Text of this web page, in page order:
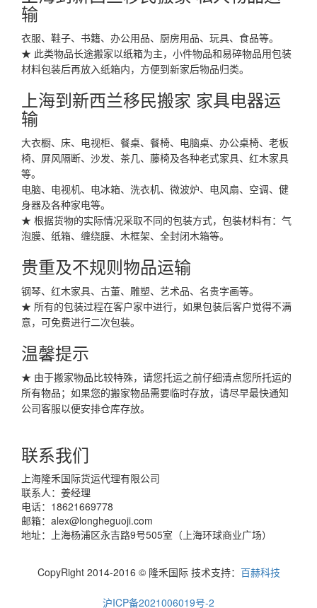
输
衣服、鞋子、书籍、办公用品、厨房用品、玩具、食品等。
★ 此类物品长途搬家以纸箱为主，小件物品和易碎物品用包装
材料包装后再放入纸箱内，方便到新家后物品归类。
上海到新西兰移民搬家 家具电器运
输
大衣橱、床、电视柜、餐桌、餐椅、电脑桌、办公桌椅、老板
椅、屏风隔断、沙发、茶几、藤椅及各种老式家具、红木家具
等。
电脑、电视机、电冰箱、洗衣机、微波炉、电风扇、空调、健
身器及各种家电等。
★ 根据货物的实际情况采取不同的包装方式，包装材料有：气
泡膜、纸箱、缠绕膜、木框架、全封闭木箱等。
贵重及不规则物品运输
钢琴、红木家具、古董、雕塑、艺术品、名贵字画等。
★ 所有的包装过程在客户家中进行，如果包装后客户觉得不满
意，可免费进行二次包装。
温馨提示
★ 由于搬家物品比较特殊，请您托运之前仔细清点您所托运的
所有物品；如果您的搬家物品需要临时存放，请尽早最快通知
公司客服以便安排仓库存放。
联系我们
上海隆禾国际货运代理有限公司
联系人：姜经理
电话：18621669778
邮箱： alex@longheguoji.com
地址：上海杨浦区永吉路9号505室（上海环球商业广场）
CopyRight 2014-2016 © 隆禾国际 技术支持： 百赫科技
沪ICP备2021006019号-2